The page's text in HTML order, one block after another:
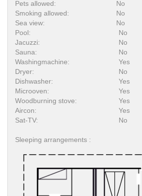
Pets allowed:
No
Smoking allowed:
No
Sea view:
No
Pool:
No
Jacuzzi:
No
Sauna:
No
Washingmachine:
Yes
Dryer:
No
Dishwasher:
Yes
Microoven:
Yes
Woodburning stove:
Yes
Aircon:
Yes
Sat-TV:
No
Sleeping arrangements :